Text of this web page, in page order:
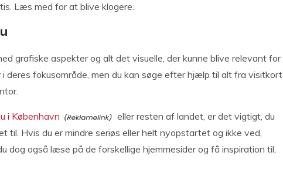
Læs med for at blive klogere.
grafiske aspekter og alt det visuelle, der kunne blive relevant for
i deres fokusområde, men du kan søge efter hjælp til alt fra visitkort
i København
eller resten af landet, er det vigtigt, du
til. Hvis du er mindre seriøs eller helt nyopstartet og ikke ved,
dog også læse på de forskellige hjemmesider og få inspiration til,